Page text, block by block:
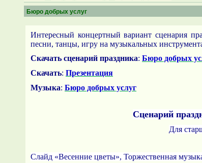
Бюро добрых услуг
Интересный концертный вариант сценария
песни, танцы, игру на музыкальных
Скачать сценарий праздника:Бюро добрых
Скачать:Презентация
Музыка:Бюро добрых услуг
Сценарий
Для
Слайд «Весенние цветы», Торжественная